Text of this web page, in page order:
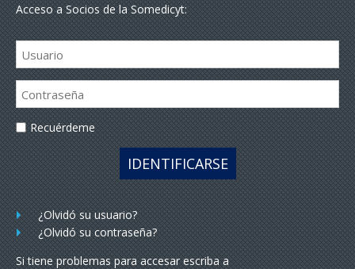
Acceso a Socios de la Somedicyt:
Recuérdeme
IDENTIFICARSE
¿Olvidó su usuario?
¿Olvidó su contraseña?
Si tiene problemas para accesar escriba a